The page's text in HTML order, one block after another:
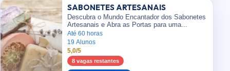
SABONETES ARTESANAIS
Descubra o Mundo Encantador dos Sabonetes
Artesanais e Abra as Portas para uma...
Até 60 horas
19 Alunos
5,0/5
8 vagas restantes